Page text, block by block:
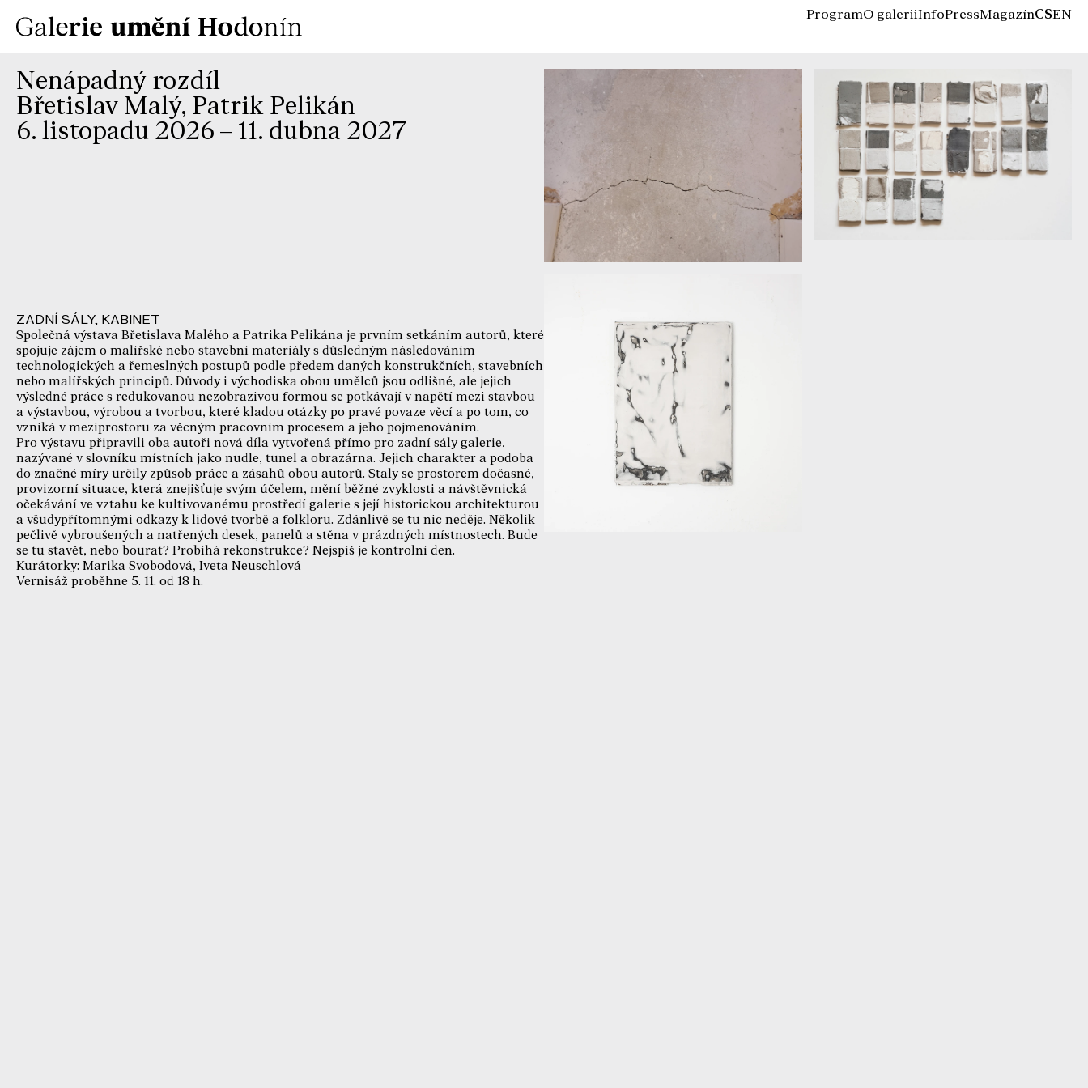
ProgramO galeriiInfoPressMagazínCSEN
Nenápadný rozdíl
Břetislav Malý, Patrik Pelikán
6. listopadu 2026 – 11. dubna 2027
ZADNÍ SÁLY, KABINET
Společná výstava Břetislava Malého a Patrika Pelikána je prvním setkáním autorů, které
spojuje zájem o malířské nebo stavební materiály s důsledným následováním
technologických a řemeslných postupů podle předem daných konstrukčních, stavebních
nebo malířských principů. Důvody i východiska obou umělců jsou odlišné, ale jejich
výsledné práce s redukovanou nezobrazivou formou se potkávají v napětí mezi stavbou
a výstavbou, výrobou a tvorbou, které kladou otázky po pravé povaze věcí a po tom, co
vzniká v meziprostoru za věcným pracovním procesem a jeho pojmenováním.
Pro výstavu připravili oba autoři nová díla vytvořená přímo pro zadní sály galerie,
nazývané v slovníku místních jako nudle, tunel a obrazárna. Jejich charakter a podoba
do značné míry určily způsob práce a zásahů obou autorů. Staly se prostorem dočasné,
provizorní situace, která znejišťuje svým účelem, mění běžné zvyklosti a návštěvnická
očekávání ve vztahu ke kultivovanému prostředí galerie s její historickou architekturou
a všudypřítomnými odkazy k lidové tvorbě a folkloru. Zdánlivě se tu nic neděje. Několik
pečlivě vybroušených a natřených desek, panelů a stěna v prázdných místnostech. Bude
se tu stavět, nebo bourat? Probíhá rekonstrukce? Nejspíš je kontrolní den.
Kurátorky: Marika Svobodová, Iveta Neuschlová
Vernisáž proběhne 5. 11. od 18 h.